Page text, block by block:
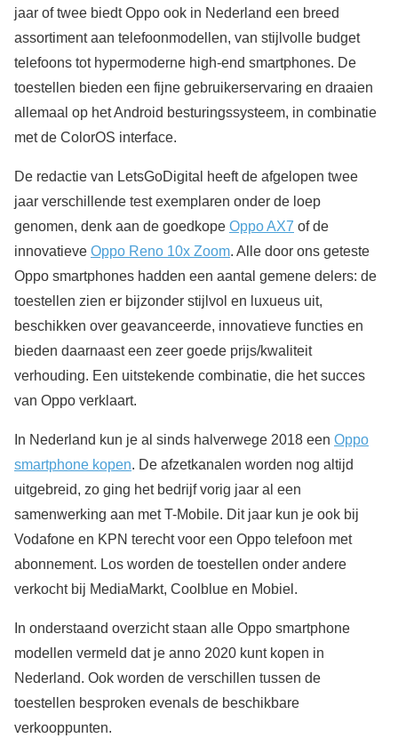
jaar of twee biedt Oppo ook in Nederland een breed
assortiment aan telefoonmodellen, van stijlvolle budget
telefoons tot hypermoderne high-end smartphones. De
toestellen bieden een fijne gebruikerservaring en draaien
allemaal op het Android besturingssysteem, in combinatie
met de ColorOS interface.
De redactie van LetsGoDigital heeft de afgelopen twee
jaar verschillende test exemplaren onder de loep
genomen, denk aan de goedkope Oppo AX7 of de
innovatieve Oppo Reno 10x Zoom. Alle door ons geteste
Oppo smartphones hadden een aantal gemene delers: de
toestellen zien er bijzonder stijlvol en luxueus uit,
beschikken over geavanceerde, innovatieve functies en
bieden daarnaast een zeer goede prijs/kwaliteit
verhouding. Een uitstekende combinatie, die het succes
van Oppo verklaart.
In Nederland kun je al sinds halverwege 2018 een Oppo
smartphone kopen. De afzetkanalen worden nog altijd
uitgebreid, zo ging het bedrijf vorig jaar al een
samenwerking aan met T-Mobile. Dit jaar kun je ook bij
Vodafone en KPN terecht voor een Oppo telefoon met
abonnement. Los worden de toestellen onder andere
verkocht bij MediaMarkt, Coolblue en Mobiel.
In onderstaand overzicht staan alle Oppo smartphone
modellen vermeld dat je anno 2020 kunt kopen in
Nederland. Ook worden de verschillen tussen de
toestellen besproken evenals de beschikbare
verkooppunten.